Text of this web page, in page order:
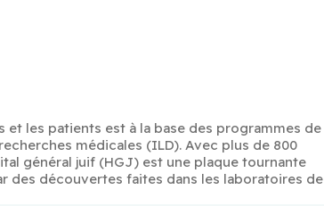
les patients est à la base des programmes de
médicales (ILD). Avec plus de 800
général juif (HGJ) est une plaque tournante
des découvertes faites dans les laboratoires de